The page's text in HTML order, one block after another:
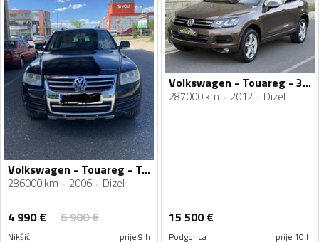
Volkswagen - Touareg - Touareg 2,5 tdi
286000 km 2006 Dizel
4 990€ 6 900€
Nikšić prije 9 h
Volkswagen - Touareg - 3.0 TDI
287000 km 2012 Dizel
15 500€
Podgorica prije 10 h